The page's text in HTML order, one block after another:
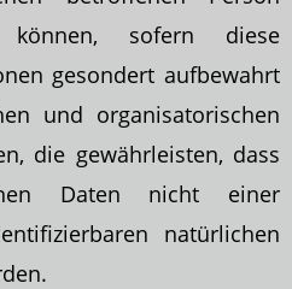
können, sofern diese
gesondert aufbewahrt
und organisatorischen
die gewährleisten, dass
Daten nicht einer
natürlichen